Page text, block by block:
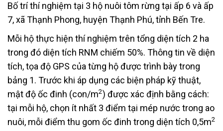
Bố trí thí nghiệm tại 3 hộ nuôi tôm rừng tại ấp 6 và ấp
7, xã Thạnh Phong, huyện Thạnh Phú, tỉnh Bến Tre.
Mỗi hộ thực hiện thí nghiệm trên tổng diện tích 2 ha
trong đó diện tích RNM chiếm 50%. Thông tin về diện
tích, tọa độ GPS của từng hộ được trình bày trong
bảng 1. Trước khi áp dụng các biện pháp kỹ thuật,
mật độ ốc đinh (con/m2) được xác định bằng cách:
tại mỗi hộ, chọn ít nhất 3 điểm tại mép nước trong ao
nuôi, mỗi điểm thu gom ốc đinh trong diện tích 0,5m2